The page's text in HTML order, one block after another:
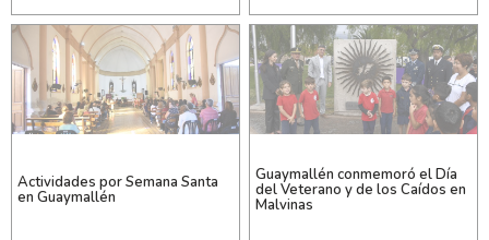
Actividades por Semana Santa
en Guaymallén
Guaymallén conmemoró el Día
del Veterano y de los Caídos en
Malvinas